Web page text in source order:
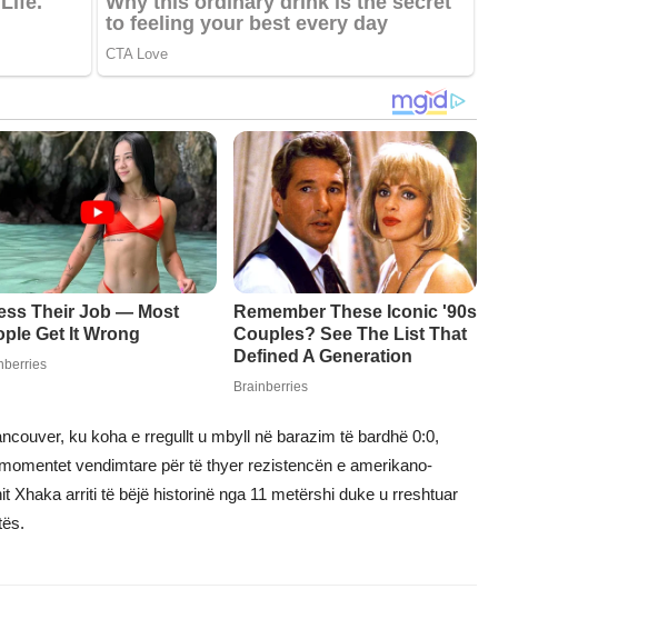
ku koha e rregullt u mbyll në barazim të bardhë 0:0,
vendimtare për të thyer rezistencën e amerikano-
Xhaka arriti të bëjë historinë nga 11 metërshi duke u rreshtuar